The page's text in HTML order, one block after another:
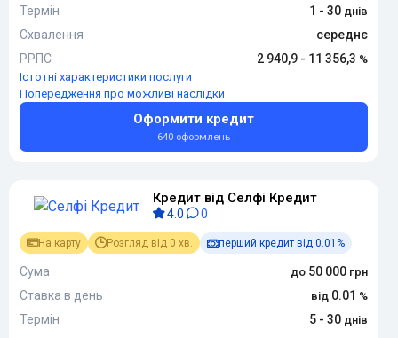
Термін
1 - 30
Схвалення
середнє
РРПС
2 940,9 - 11 356,3
Істотні характеристики послуги
Попередження про можливі наслідки
Оформити кредит
640 оформлень
Кредит від Селфі Кредит
4.0 0
На карту Розгляд від 0 хв. перший кредит від 0.01%
Сума
50 000
Ставка в день
0.01
Термін
5 - 30